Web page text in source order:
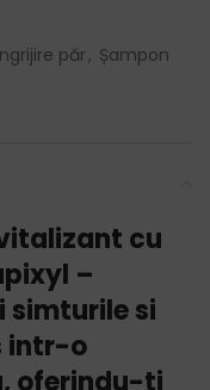
păr, Șampon
cu
–
si
intr-o
oferindu-ti